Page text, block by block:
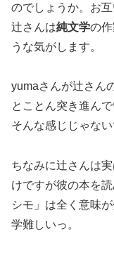
のでしょうか。お
辻さんは純文学の
うな気がします。
yumaさんが辻さん
とことん突き進ん
そんな感じじゃない
ちなみに辻さんは実
けですが彼の本を
シモ」は全く意味
学難しいっ。